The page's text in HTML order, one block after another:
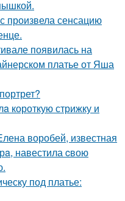
произвела сенсацию
появилась на
платье от Яша
короткую стрижку и
воробей, известная
навестила cвою
под платье: